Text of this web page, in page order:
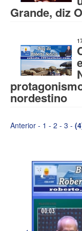
Grande, diz
nordestino
Anterior - 1 - 2 - 3 -